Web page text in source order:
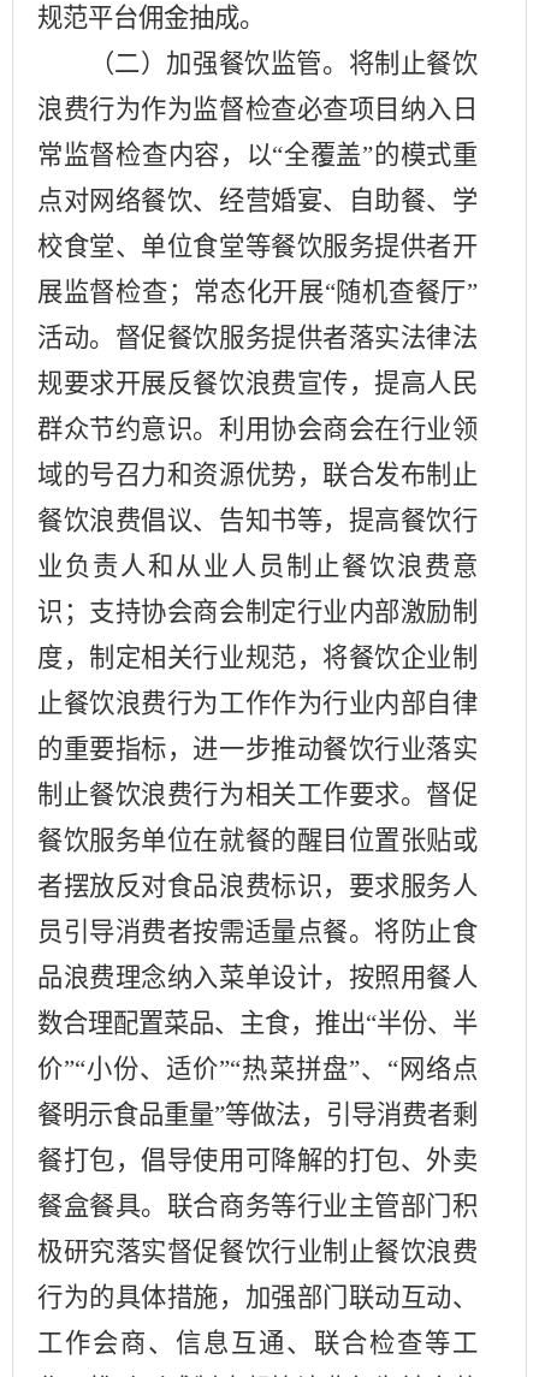
规范平台佣金抽成。
（二）加强餐饮监管。 将制止餐饮
浪费行为作为监督检查必查项目纳入日
常监督检查内容，以“全覆盖”的模式重
点对网络餐饮、经营婚宴、自助餐、学
校食堂、单位食堂等餐饮服务提供者开
展监督检查；常态化开展“随机查餐厅”
活动。督促餐饮服务提供者落实法律法
规要求开展反餐饮浪费宣传，提高人民
群众节约意识。利用协会商会在行业领
域的号召力和资源优势，联合发布制止
餐饮浪费倡议、告知书等，提高餐饮行
业负责人和从业人员制止餐饮浪费意
识；支持协会商会制定行业内部激励制
度，制定相关行业规范，将餐饮企业制
止餐饮浪费行为工作作为行业内部自律
的重要指标，进一步推动餐饮行业落实
制止餐饮浪费行为相关工作要求。督促
餐饮服务单位在就餐的醒目位置张贴或
者摆放反对食品浪费标识，要求服务人
员引导消费者按需适量点餐。将防止食
品浪费理念纳入菜单设计，按照用餐人
数合理配置菜品、主食，推出“半份、半
价”“小份、适价”“热菜拼盘”、“网络点
餐明示食品重量”等做法，引导消费者剩
餐打包，倡导使用可降解的打包、外卖
餐盒餐具。联合商务等行业主管部门积
极研究落实督促餐饮行业制止餐饮浪费
行为的具体措施，加强部门联动互动、
工作会商、信息互通、联合检查等工